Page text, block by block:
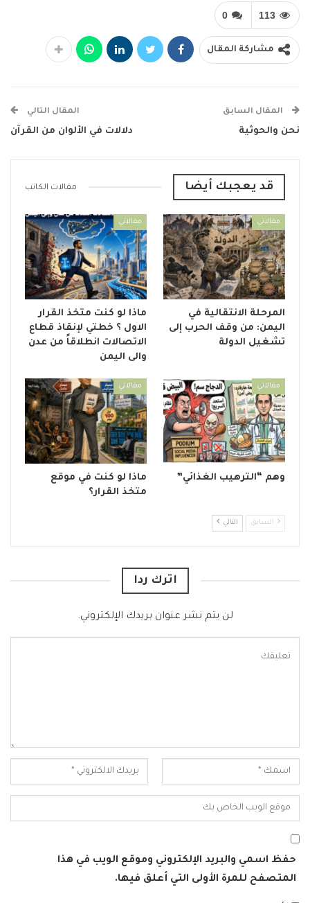
0 113
مشاركة المقال
المقال السابق
نحن والحوثية
المقال التالي
دلالات في الألوان من القرآن
قد يعجبك أيضا مقالات الكاتب
مقالاتي
المرحلة الانتقالية في
اليمن: من وقف الحرب إلى
تشغيل الدولة
مقالاتي
ماذا لو كنت متخذ القرار
الاول ؟ خطتي لإنقاذ قطاع
الاتصالات انطلاقاً من عدن
والى اليمن
مقالاتي
وهم “الترهيب الغذائي”
مقالاتي
ماذا لو كنت في موقع
متخذ القرار؟
السابق التالي
اترك ردا
لن يتم نشر عنوان بريدك الإلكتروني.
حفظ اسمي والبريد الإلكتروني وموقع الويب في هذا
المتصفح للمرة الأولى التي أعلق فيها.